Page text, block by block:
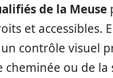
de la Meuse
et accessibles.
contrôle visuel
cheminée ou de la